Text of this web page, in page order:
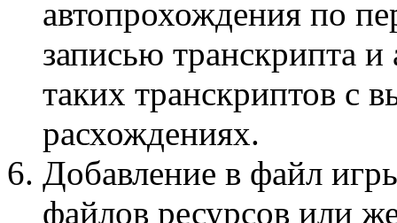
автопрохождения по
записью транскрипта и
таких транскриптов с
расхождениях.
Добавление в файл
файлов ресурсов или